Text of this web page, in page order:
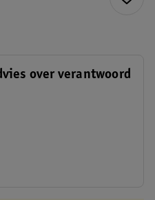
over verantwoord